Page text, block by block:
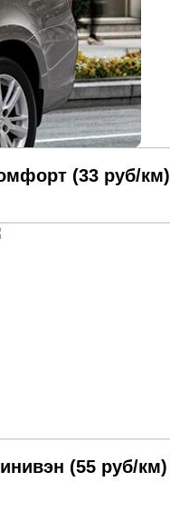
(33 руб/км)
(55 руб/км)